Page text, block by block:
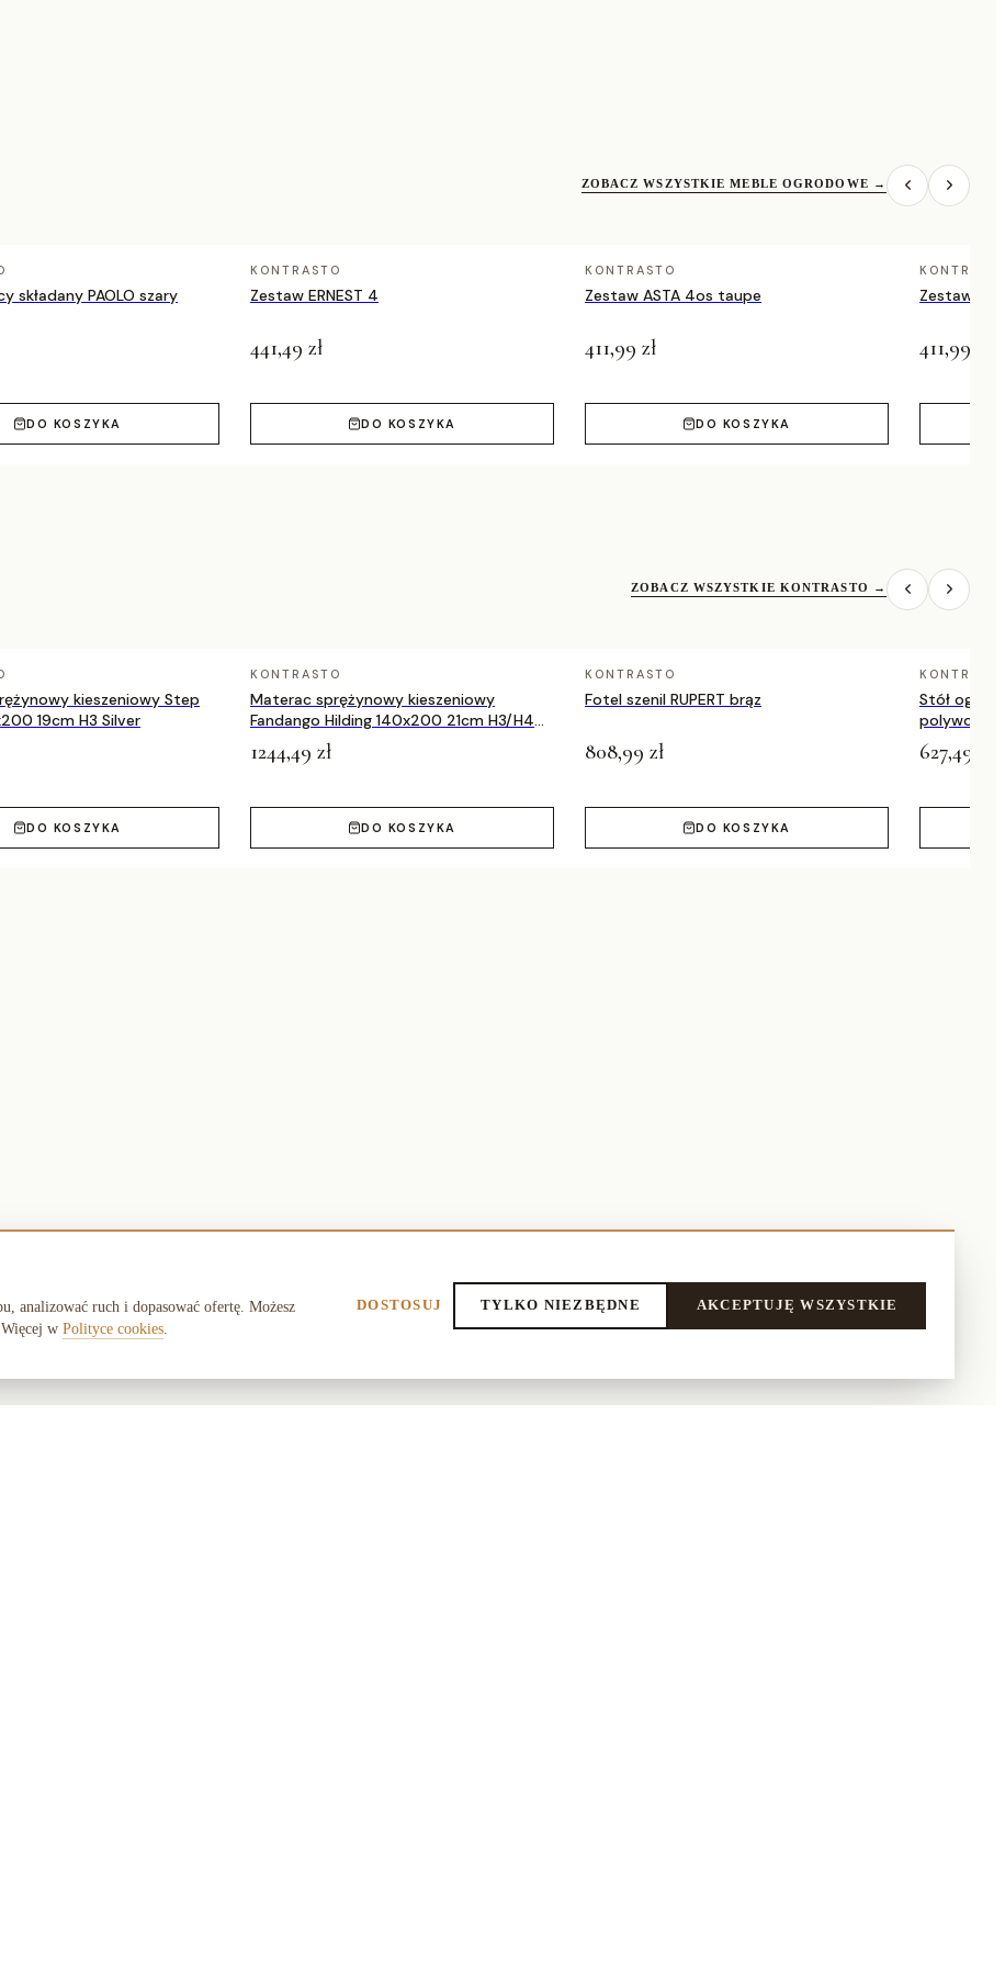
cm, siedzisko wys. 43 cm
ZOBACZ WSZYSTKIE MEBLE OGRODOWE →
składany PAOLO szary
DO KOSZYKA
KONTRASTO
Zestaw ERNEST 4
441,49 zł
DO KOSZYKA
KONTRASTO
Zestaw ASTA 4os taupe
411,99 zł
DO KOSZYKA
Zestaw
411,99 zł
ZOBACZ WSZYSTKIE KONTRASTO →
kieszeniowy Step
19cm H3 Silver
DO KOSZYKA
KONTRASTO
Materac sprężynowy kieszeniowy
Fandango Hilding 140x200 21cm H3/H4
1244,49 zł
DO KOSZYKA
KONTRASTO
Fotel szenil RUPERT brąz
808,99 zł
DO KOSZYKA
Stół
polywood
627,49 zł
analizować ruch i dopasować ofertę. Możesz
w Polityce cookies
DOSTOSUJ TYLKO NIEZBĘDNE AKCEPTUJĘ WSZYSTKIE